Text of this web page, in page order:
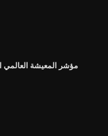
2020 مؤشر المعيشة